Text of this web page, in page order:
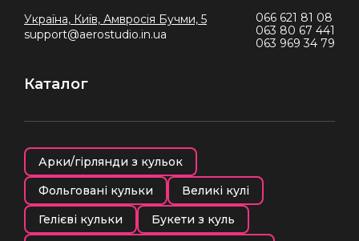
Україна, Київ, Амвросія Бучми, 5
support@aerostudio.in.ua
066 621 81 08
063 80 67 441
063 969 34 79
Каталог
Арки/гірлянди з кульок
Фольговані кульки
Великі кулі
Гелієві кульки
Букети з куль